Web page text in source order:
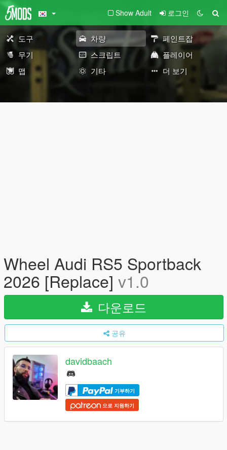
Show Adult 로그인
도구 차량
페인트잡
무기
스크립트
플레이어
맵
기타 더 보기
Wheel Audi RS5 Sportback
2026 [Replace] v1.0
다운로드
공유
davidbaach
기부하기
으로 지원하기